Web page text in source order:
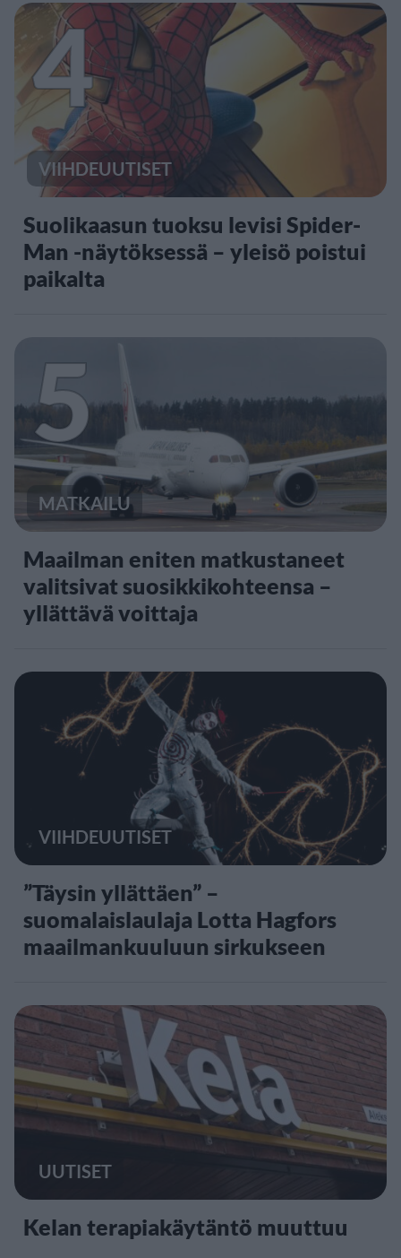
4
VIIHDEUUTISET
Suolikaasun tuoksu levisi Spider-
Man -näytöksessä – yleisö poistui
paikalta
5
MATKAILU
Maailman eniten matkustaneet
valitsivat suosikkikohteensa –
yllättävä voittaja
VIIHDEUUTISET
”Täysin yllättäen” –
suomalaislaulaja Lotta Hagfors
maailmankuuluun sirkukseen
UUTISET
Kelan terapiakäytäntö muuttuu